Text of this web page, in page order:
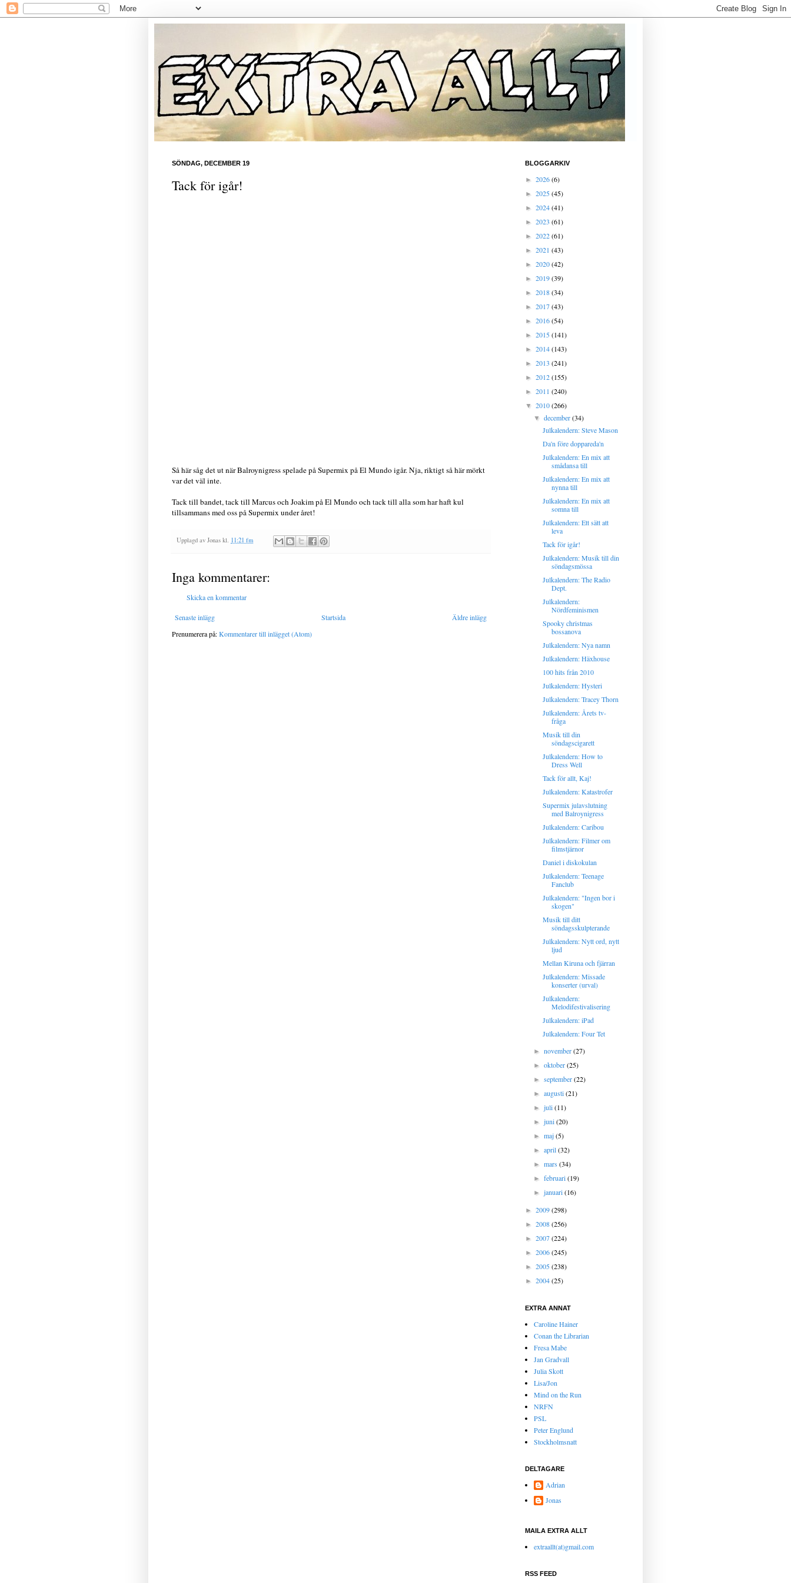
SÖNDAG, DECEMBER 19
Tack för igår!
Så här såg det ut när Balroynigress spelade på Supermix på El Mundo igår. Nja, riktigt så här mörkt
var det väl inte.
Tack till bandet, tack till Marcus och Joakim på El Mundo och tack till alla som har haft kul
tillsammans med oss på Supermix under året!
Upplagd av Jonas kl. 11:21 fm
Inga kommentarer:
Skicka en kommentar
Senaste inlägg Äldre inlägg
Startsida
Prenumerera på:Kommentarer till inlägget (Atom)
BLOGGARKIV
► 2026(6)
► 2025(45)
► 2024(41)
► 2023 (61)
► 2022(61)
► 2021 (43)
► 2020(42)
► 2019(39)
► 2018(34)
► 2017(43)
► 2016(54)
► 2015(141)
► 2014(143)
► 2013 (241)
► 2012(155)
► 2011 (240)
▼ 2010(266)
▼december(34)
Julkalendern: Steve Mason
Da'n före doppareda'n
Julkalendern: En mix att
smådansa till
Julkalendern: En mix att
nynna till
Julkalendern: En mix att
somna till
Julkalendern: Ett sätt att
leva
Tack för igår!
Julkalendern: Musik till din
söndagsmössa
Julkalendern: The Radio
Dept.
Julkalendern:
Nördfeminismen
Spooky christmas
bossanova
Julkalendern: Nya namn
Julkalendern: Häxhouse
100 hits från 2010
Julkalendern: Hysteri
Julkalendern: Tracey Thorn
Julkalendern: Årets tv-
fråga
Musik till din
söndagscigarett
Julkalendern: How to
Dress Well
Tack för allt, Kaj!
Julkalendern: Katastrofer
Supermix julavslutning
med Balroynigress
Julkalendern: Caribou
Julkalendern: Filmer om
filmstjärnor
Daniel i diskokulan
Julkalendern: Teenage
Fanclub
Julkalendern: "Ingen bor i
skogen"
Musik till ditt
söndagsskulpterande
Julkalendern: Nytt ord, nytt
ljud
Mellan Kiruna och fjärran
Julkalendern: Missade
konserter (urval)
Julkalendern:
Melodifestivalisering
Julkalendern: iPad
Julkalendern: Four Tet
►november(27)
►oktober(25)
►september(22)
►augusti(21)
►juli(11)
►juni(20)
►maj(5)
►april(32)
►mars(34)
►februari(19)
►januari(16)
► 2009(298)
► 2008(256)
► 2007(224)
► 2006(245)
► 2005(238)
► 2004(25)
EXTRA ANNAT
Caroline Hainer
Conan the Librarian
Fresa Mabe
Jan Gradvall
Julia Skott
Lisa/Jon
Mind on the Run
NRFN
PSL
Peter Englund
Stockholmsnatt
DELTAGARE
Adrian
Jonas
MAILA EXTRA ALLT
extraallt(at)gmail.com
RSS FEED